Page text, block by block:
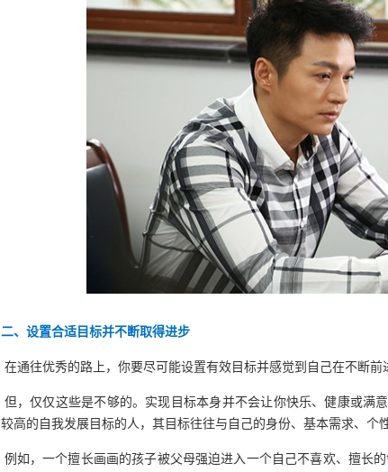
二、设置合适目标并不断取得进步
在通往优秀的路上，你要尽可能设置有效目标并感觉到自己在不断前
但，仅仅这些是不够的。实现目标本身并不会让你快乐、健康或满
高的自我发展目标的人，其目标往往与自己的身份、基本需求、个
例如，一个擅长画画的孩子被父母强迫进入一个自己不喜欢、擅长